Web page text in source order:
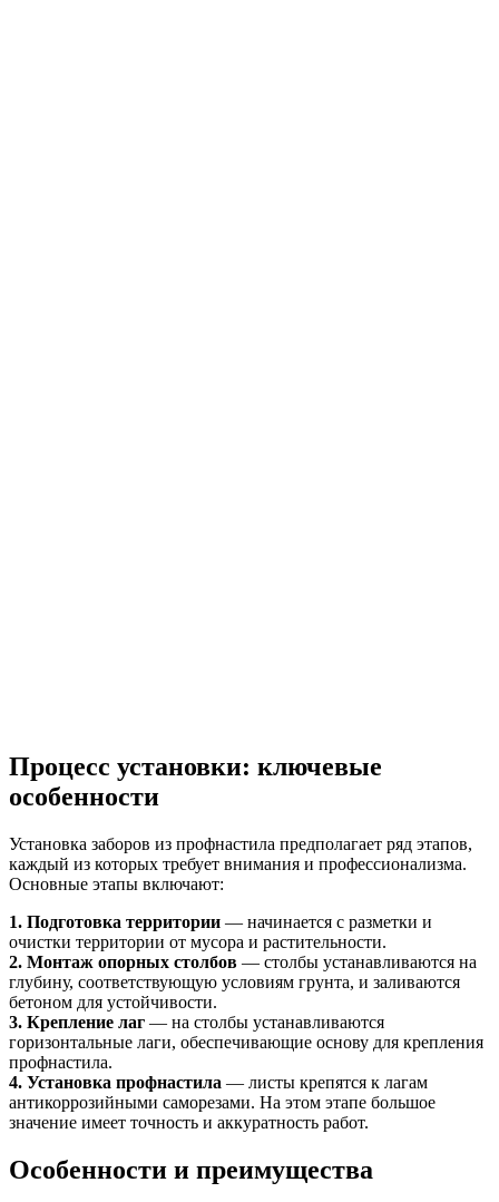
Процесс установки: ключевые
особенности
Установка заборов из профнастила предполагает ряд этапов,
каждый из которых требует внимания и профессионализма.
Основные этапы включают:
1. Подготовка территории — начинается с разметки и
очистки территории от мусора и растительности.
2. Монтаж опорных столбов — столбы устанавливаются на
глубину, соответствующую условиям грунта, и заливаются
бетоном для устойчивости.
3. Крепление лаг — на столбы устанавливаются
горизонтальные лаги, обеспечивающие основу для крепления
профнастила.
4. Установка профнастила — листы крепятся к лагам
антикоррозийными саморезами. На этом этапе большое
значение имеет точность и аккуратность работ.
Особенности и преимущества